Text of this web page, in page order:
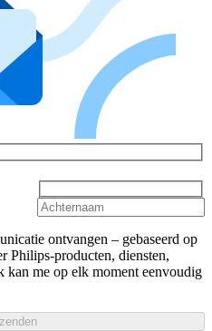
ontvangen – gebaseerd op
Philips-producten, diensten,
kan me op elk moment eenvoudig